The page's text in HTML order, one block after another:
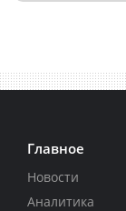
Главное
Новости
Аналитика